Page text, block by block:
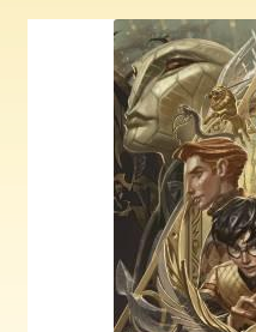
Yhteystiedot
Aurinko Kustannus: kirjat
Auringon kirja- ja